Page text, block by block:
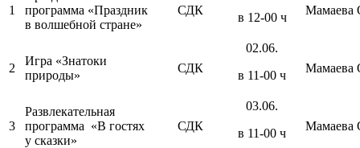
1
программа «Праздник
в волшебной стране»
СДК
в 12-00 ч
Мамаева
2
Игра «Знатоки
природы»
СДК
02.06.
в 11-00 ч
Мамаева
3
Развлекательная
программа «В гостях
у сказки»
СДК
03.06.
в 11-00 ч
Мамаева